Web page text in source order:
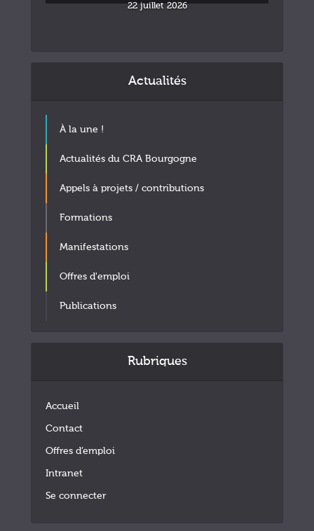
22 juillet 2026
Actualités
À la une !
Actualités du CRA Bourgogne
Appels à projets / contributions
Formations
Manifestations
Offres d'emploi
Publications
Rubriques
Accueil
Contact
Offres d’emploi
Intranet
Se connecter